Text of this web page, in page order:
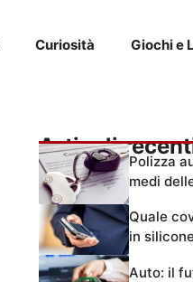
Curiosità Giochi e
Articoli
Polizza
medi
Quale
in
Auto: il